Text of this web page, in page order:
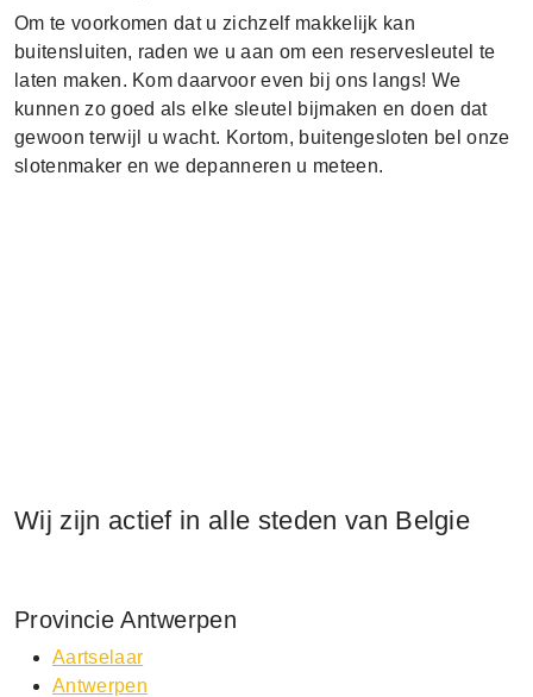
Om te voorkomen dat u zichzelf makkelijk kan
buitensluiten, raden we u aan om een reservesleutel te
laten maken. Kom daarvoor even bij ons langs! We
kunnen zo goed als elke sleutel bijmaken en doen dat
gewoon terwijl u wacht. Kortom, buitengesloten bel onze
slotenmaker en we depanneren u meteen.
Wij zijn actief in alle steden van Belgie
Provincie Antwerpen
Aartselaar
Antwerpen